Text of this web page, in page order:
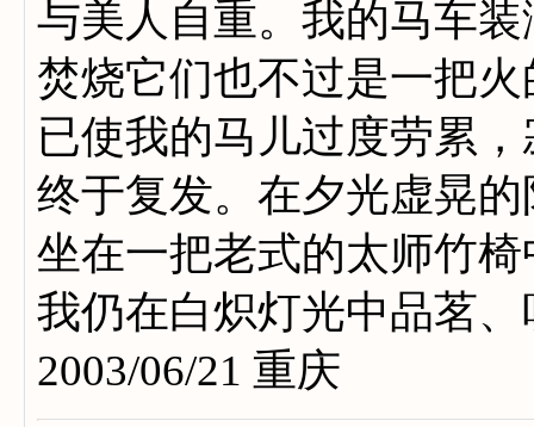
与美人自重。我的马车
焚烧它们也不过是一把
已使我的马儿过度劳累
终于复发。在夕光虚晃的
坐在一把老式的太师竹
我仍在白炽灯光中品茗、
2003/06/21 重庆